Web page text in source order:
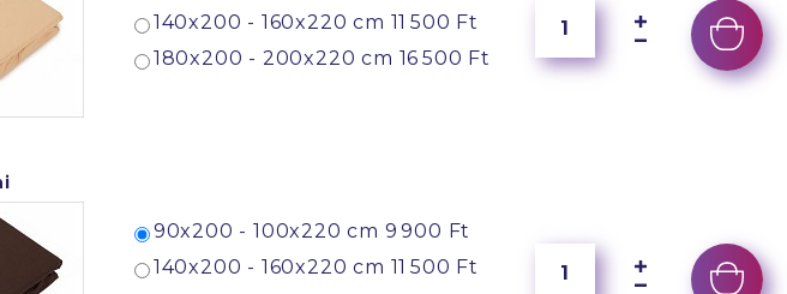
140x200 - 160x220 cm 11 500 Ft
180x200 - 200x220 cm 16 500 Ft
90x200 - 100x220 cm 9 900 Ft
140x200 - 160x220 cm 11 500 Ft